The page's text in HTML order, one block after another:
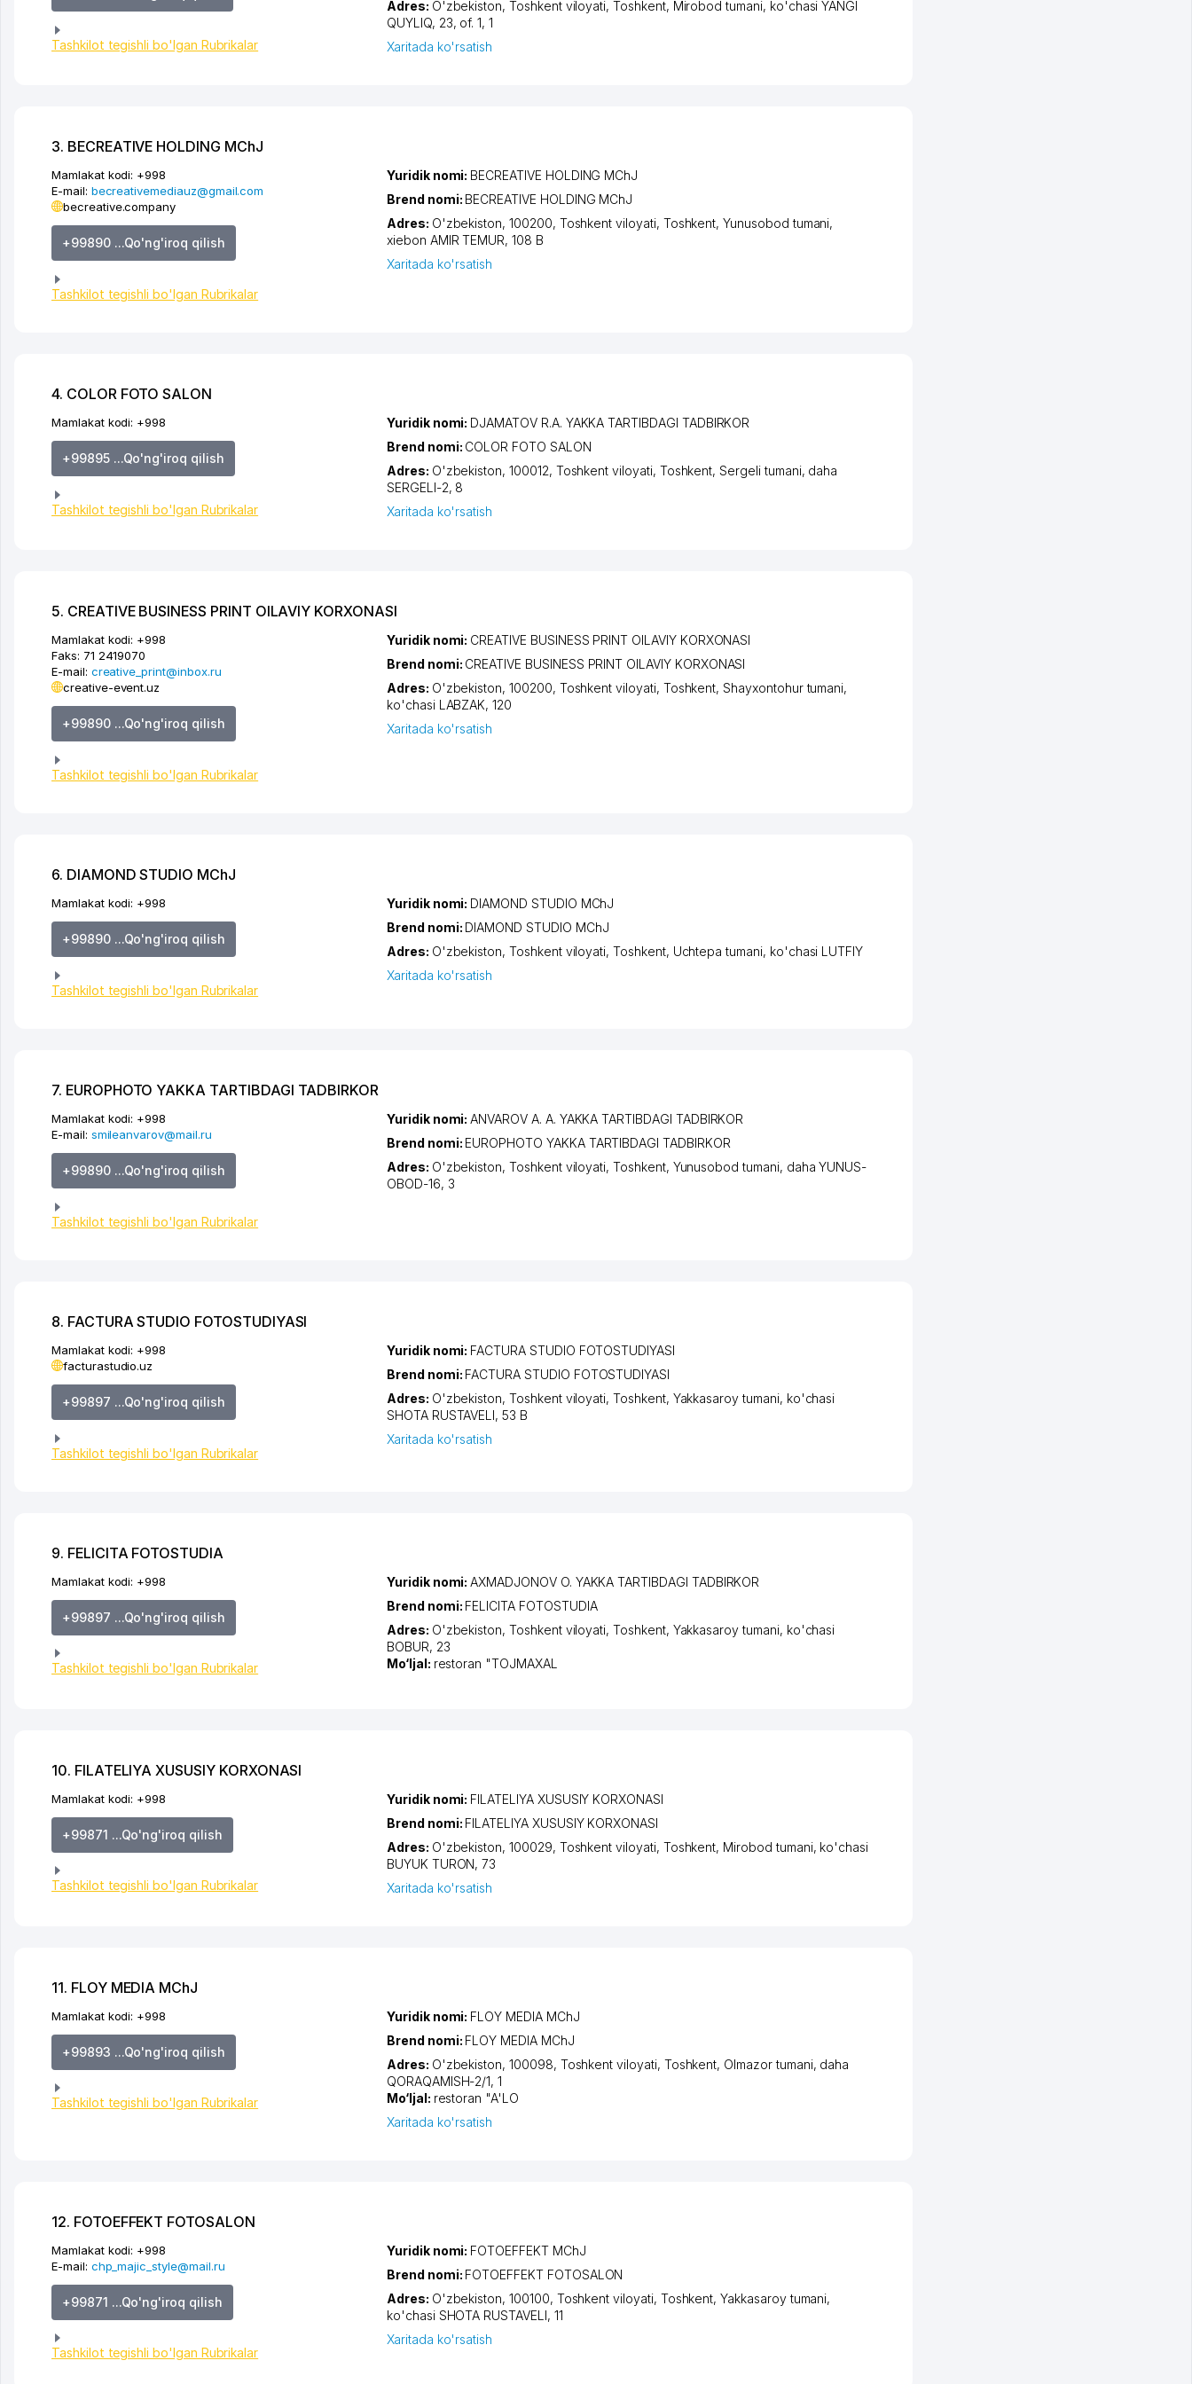
Tashkilot tegishli bo'lgan Rubrikalar
Adres: O'zbekiston,Toshkent viloyati,Toshkent, Mirobod tumani, ko'chasi YANGI
QUYLIQ, 23, of. 1, 1
Xaritada ko'rsatish
3. BECREATIVE HOLDING MChJ
Mamlakat kodi: +998
E-mail: becreativemediauz@gmail.com
becreative.company
+99890 ...Qo'ng'iroq qilish
Tashkilot tegishli bo'lgan Rubrikalar
Yuridik nomi: BECREATIVE HOLDING MChJ
Brend nomi: BECREATIVE HOLDING MChJ
Adres: O'zbekiston, 100200, Toshkent viloyati, Toshkent,Yunusobod tumani,
xiеbon AMIR TEMUR, 108 B
Xaritada ko'rsatish
4. COLOR FOTO SALON
Mamlakat kodi: +998
+99895 ...Qo'ng'iroq qilish
Tashkilot tegishli bo'lgan Rubrikalar
Yuridik nomi: DJAMATOV R.A. YAKKA TARTIBDAGI TADBIRKOR
Brend nomi: COLOR FOTO SALON
Adres: O'zbekiston, 100012, Toshkent viloyati, Toshkent,Sergeli tumani, daha
SERGELI-2, 8
Xaritada ko'rsatish
5. CREATIVE BUSINESS PRINT OILAVIY KORXONASI
Mamlakat kodi: +998
Faks: 71 2419070
E-mail: creative_print@inbox.ru
creative-event.uz
+99890 ...Qo'ng'iroq qilish
Tashkilot tegishli bo'lgan Rubrikalar
Yuridik nomi: CREATIVE BUSINESS PRINT OILAVIY KORXONASI
Brend nomi: CREATIVE BUSINESS PRINT OILAVIY KORXONASI
Adres: O'zbekiston, 100200, Toshkent viloyati, Toshkent,Shayxontohur tumani,
ko'chasi LABZAK, 120
Xaritada ko'rsatish
6. DIAMOND STUDIO MChJ
Mamlakat kodi: +998
+99890 ...Qo'ng'iroq qilish
Tashkilot tegishli bo'lgan Rubrikalar
Yuridik nomi: DIAMOND STUDIO MChJ
Brend nomi: DIAMOND STUDIO MChJ
Adres: O'zbekiston,Toshkent viloyati,Toshkent, Uchtepa tumani, ko'chasi LUTFIY
Xaritada ko'rsatish
7. EUROPHOTO YAKKA TARTIBDAGI TADBIRKOR
Mamlakat kodi: +998
E-mail: smileanvarov@mail.ru
+99890 ...Qo'ng'iroq qilish
Tashkilot tegishli bo'lgan Rubrikalar
Yuridik nomi:ANVAROV A. A. YAKKA TARTIBDAGI TADBIRKOR
Brend nomi: EUROPHOTO YAKKA TARTIBDAGI TADBIRKOR
Adres: O'zbekiston,Toshkent viloyati,Toshkent, Yunusobod tumani, daha YUNUS-
OBOD-16, 3
8. FACTURA STUDIO FOTOSTUDIYASI
Mamlakat kodi: +998
facturastudio.uz
+99897 ...Qo'ng'iroq qilish
Tashkilot tegishli bo'lgan Rubrikalar
Yuridik nomi: FACTURA STUDIO FOTOSTUDIYASI
Brend nomi: FACTURA STUDIO FOTOSTUDIYASI
Adres: O'zbekiston,Toshkent viloyati,Toshkent, Yakkasaroy tumani, ko'chasi
SHOTA RUSTAVELI, 53 B
Xaritada ko'rsatish
9. FELICITA FOTOSTUDIA
Mamlakat kodi: +998
+99897 ...Qo'ng'iroq qilish
Tashkilot tegishli bo'lgan Rubrikalar
Yuridik nomi:AXMADJONOV O. YAKKA TARTIBDAGI TADBIRKOR
Brend nomi: FELICITA FOTOSTUDIA
Adres: O'zbekiston,Toshkent viloyati,Toshkent, Yakkasaroy tumani, ko'chasi
BOBUR, 23
Mo‘ljal: restoran "TOJMAXAL
10. FILATELIYA XUSUSIY KORXONASI
Mamlakat kodi: +998
+99871 ...Qo'ng'iroq qilish
Tashkilot tegishli bo'lgan Rubrikalar
Yuridik nomi: FILATELIYA XUSUSIY KORXONASI
Brend nomi: FILATELIYA XUSUSIY KORXONASI
Adres: O'zbekiston, 100029, Toshkent viloyati, Toshkent, Mirobod tumani, ko'chasi
BUYUK TURON, 73
Xaritada ko'rsatish
11. FLOY MEDIA MChJ
Mamlakat kodi: +998
+99893 ...Qo'ng'iroq qilish
Tashkilot tegishli bo'lgan Rubrikalar
Yuridik nomi: FLOY MEDIA MChJ
Brend nomi: FLOY MEDIA MChJ
Adres: O'zbekiston, 100098, Toshkent viloyati, Toshkent, Olmazor tumani, daha
QORAQAMISH-2/1, 1
Mo‘ljal: restoran "A'LO
Xaritada ko'rsatish
12. FOTOEFFEKT FOTOSALON
Mamlakat kodi: +998
E-mail: chp_majic_style@mail.ru
+99871 ...Qo'ng'iroq qilish
Tashkilot tegishli bo'lgan Rubrikalar
Yuridik nomi: FOTOEFFEKT MChJ
Brend nomi: FOTOEFFEKT FOTOSALON
Adres: O'zbekiston, 100100, Toshkent viloyati, Toshkent,Yakkasaroy tumani,
ko'chasi SHOTA RUSTAVELI, 11
Xaritada ko'rsatish